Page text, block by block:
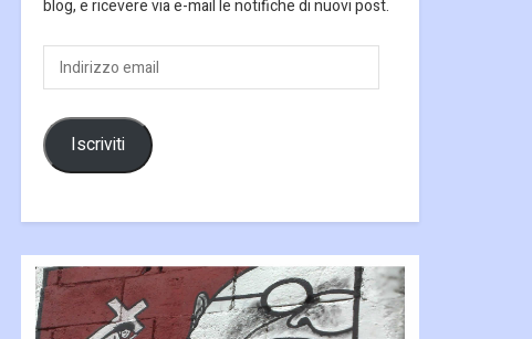
blog, e ricevere via e-mail le notifiche di nuovi post.
Indirizzo
email
Iscriviti